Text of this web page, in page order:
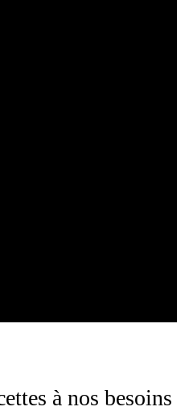
à nos besoins